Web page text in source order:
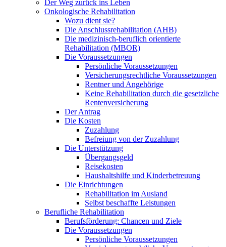
Der Weg zurück ins Leben
Onkologische Rehabilitation
Wozu dient sie?
Die Anschlussrehabilitation (AHB)
Die medizinisch-beruflich orientierte
Rehabilitation (MBOR)
Die Voraussetzungen
Persönliche Voraussetzungen
Versicherungsrechtliche Voraussetzungen
Rentner und Angehörige
Keine Rehabilitation durch die gesetzliche
Rentenversicherung
Der Antrag
Die Kosten
Zuzahlung
Befreiung von der Zuzahlung
Die Unterstützung
Übergangsgeld
Reisekosten
Haushaltshilfe und Kinderbetreuung
Die Einrichtungen
Rehabilitation im Ausland
Selbst beschaffte Leistungen
Berufliche Rehabilitation
Berufsförderung: Chancen und Ziele
Die Voraussetzungen
Persönliche Voraussetzungen